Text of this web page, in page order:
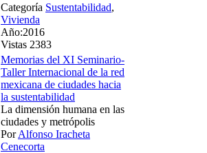
Categoría Sustentabilidad,
Vivienda
Año:2016
Vistas 2383
Memorias del XI Seminario-
Taller Internacional de la red
mexicana de ciudades hacia
la sustentabilidad
La dimensión humana en las
ciudades y metrópolis
PorAlfonso Iracheta
Cenecorta